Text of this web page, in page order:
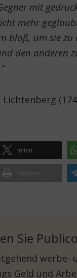
mit
mehr
bloß, um sie
den anderen
teilen
drucken
Sie Publico
werbe-
Geld und